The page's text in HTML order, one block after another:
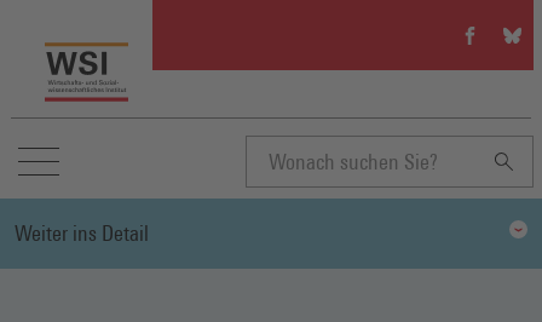
WSI
auf
(Öffnet
in
einem
neuen
WSI
auf
in
Suchbegriff
eingeben
Weiter ins Detail